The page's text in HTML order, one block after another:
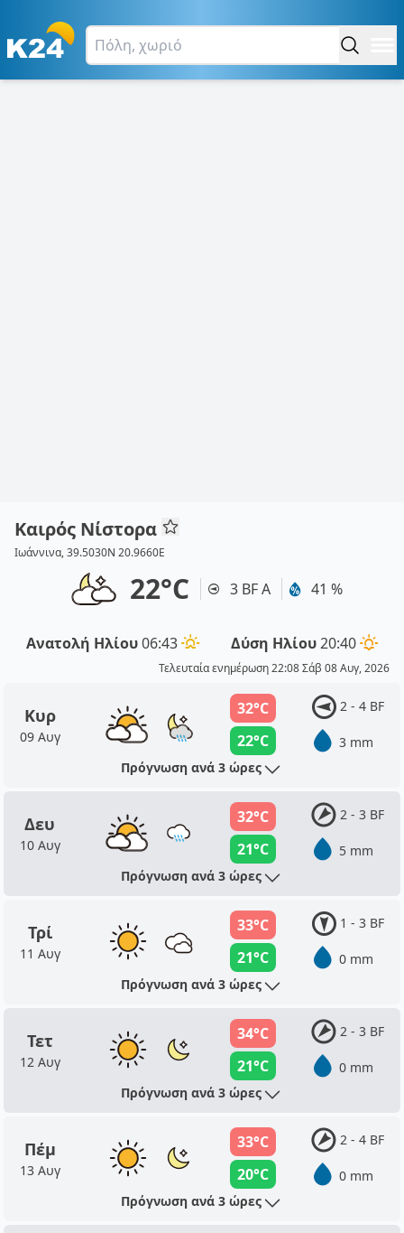
Καιρός Νίστορα
Ιωάννινα, 39.5030N 20.9660E
22°C 3 BF Α 41 %
Ανατολή Ηλίου06:43 Δύση Ηλίου20:40
Τελευταία ενημέρωση 22:08 Σάβ 08 Αυγ, 2026
Κυρ
09 Αυγ
32°C
22°C
2 - 4 BF
3 mm
Πρόγνωση ανά 3 ώρες
Δευ
10 Αυγ
32°C
21°C
2 - 3 BF
5 mm
Πρόγνωση ανά 3 ώρες
Τρί
11 Αυγ
33°C
21°C
1 - 3 BF
0 mm
Πρόγνωση ανά 3 ώρες
Τετ
12 Αυγ
34°C
21°C
2 - 3 BF
0 mm
Πρόγνωση ανά 3 ώρες
Πέμ
13 Αυγ
33°C
20°C
2 - 4 BF
0 mm
Πρόγνωση ανά 3 ώρες